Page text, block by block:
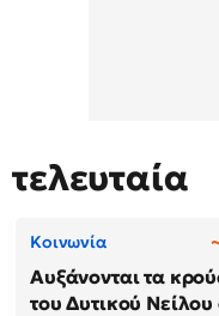
τελευταία
Κοινωνία
Αυξάνονται τα
του Δυτικού